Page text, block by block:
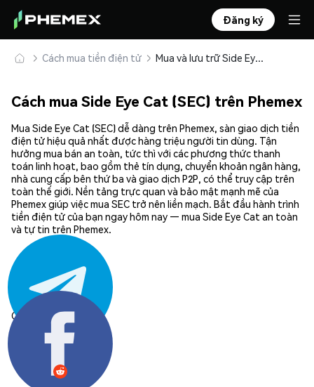
Đăng ký
Cách mua tiền điện tử Mua và lưu trữ Side Eye Cat (SEC) an toàn
Cách mua Side Eye Cat (SEC) trên Phemex
Mua Side Eye Cat (SEC) dễ dàng trên Phemex, sàn giao dịch tiền
điện tử hiệu quả nhất được hàng triệu người tin dùng. Tận
hưởng mua bán an toàn, tức thì với các phương thức thanh
toán linh hoạt, bao gồm thẻ tín dụng, chuyển khoản ngân hàng,
nhà cung cấp bên thứ ba và giao dịch P2P, có thể truy cập trên
toàn thế giới. Nền tảng trực quan và bảo mật mạnh mẽ của
Phemex giúp việc mua SEC trở nên liền mạch. Bắt đầu hành trình
tiền điện tử của bạn ngay hôm nay — mua Side Eye Cat an toàn
và tự tin trên Phemex.
Chia sẻ: